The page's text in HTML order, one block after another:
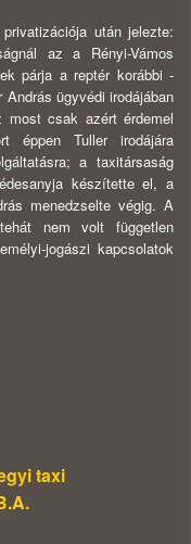
után jelezte:
az a Rényi-Vámos
párja a reptér korábbi -
ügyvédi irodájában
most csak azért érdemel
éppen Tuller irodájára
a taxitársaság
készítette el, a
menedzselte végig. A
nem volt független
jogászi kapcsolatok
taxi